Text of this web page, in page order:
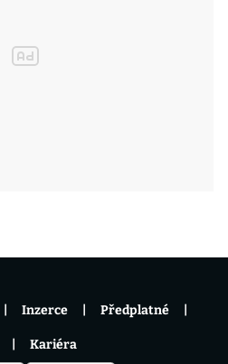
Inzerce Předplatné
Kariéra